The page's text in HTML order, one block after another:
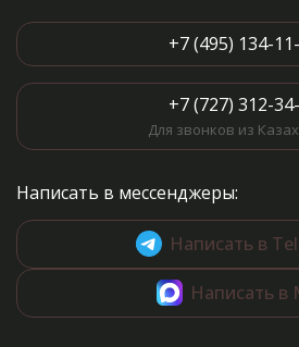
+7 (495) 134-
+7 (727) 312-
Для звонков из
Написать в мессенджеры:
Написать в
Написать в